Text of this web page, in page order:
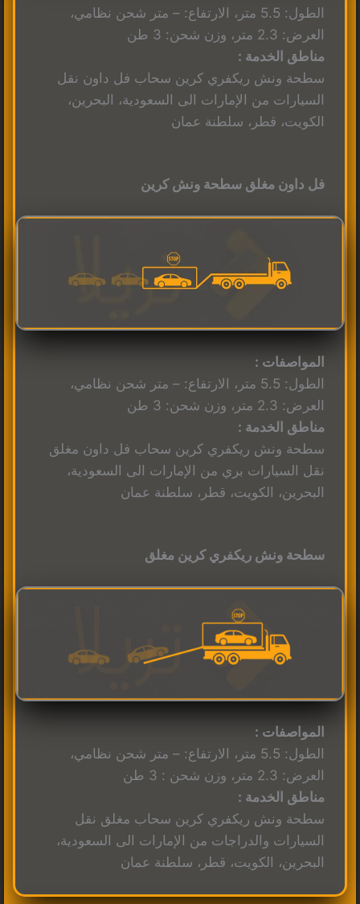
الطول: 5.5 متر، الارتفاع: – متر شحن نظامي،
العرض: 2.3 متر، وزن شحن: 3 طن
مناطق الخدمة :
سطحة ونش ريكفري كرين سحاب فل داون نقل
السيارات من الإمارات الى السعودية، البحرين،
الكويت، قطر، سلطنة عمان
فل داون مغلق سطحة ونش كرين
المواصفات :
الطول: 5.5 متر، الارتفاع: – متر شحن نظامي،
العرض: 2.3 متر، وزن شحن: 3 طن
مناطق الخدمة :
سطحة ونش ريكفري كرين سحاب فل داون مغلق
نقل السيارات بري من الإمارات الى السعودية،
البحرين، الكويت، قطر، سلطنة عمان
سطحة ونش ريكفري كرين مغلق
المواصفات :
الطول: 5.5 متر، الارتفاع: – متر شحن نظامي،
العرض: 2.3 متر، وزن شحن : 3 طن
مناطق الخدمة :
سطحة ونش ريكفري كرين سحاب مغلق نقل
السيارات والدراجات من الإمارات الى السعودية،
البحرين، الكويت، قطر، سلطنة عمان